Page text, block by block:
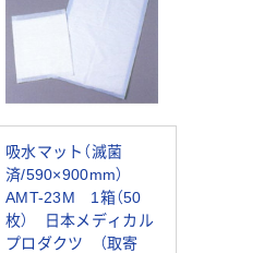
吸水マット（滅菌
済/590×900mm）
AMT-23M 1箱（50
枚） 日本メディカル
プロダクツ （取寄